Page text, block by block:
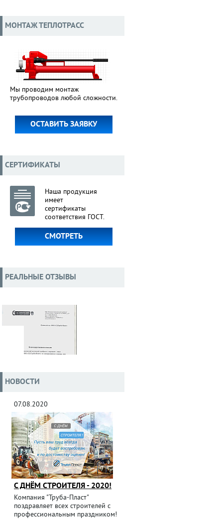
МОНТАЖ ТЕПЛОТРАСС
Мы проводим монтаж
трубопроводов любой сложности.
ОСТАВИТЬ ЗАЯВКУ
СЕРТИФИКАТЫ
Наша продукция
имеет
сертификаты
соответствия ГОСТ.
СМОТРЕТЬ
РЕАЛЬНЫЕ ОТЗЫВЫ
НОВОСТИ
07.08.2020
С ДНЁМ СТРОИТЕЛЯ - 2020!
Компания "Труба-Пласт"
поздравляет всех строителей с
профессиональным праздником!